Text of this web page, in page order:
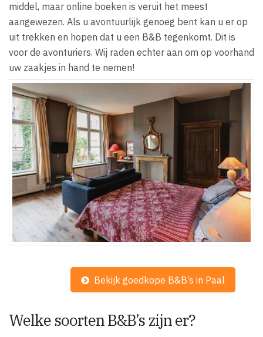
middel, maar online boeken is veruit het meest
aangewezen. Als u avontuurlijk genoeg bent kan u er op
uit trekken en hopen dat u een B&B tegenkomt. Dit is
voor de avonturiers. Wij raden echter aan om op voorhand
uw zaakjes in hand te nemen!
Bekijk goedkope B&B’s in Paal
Welke soorten B&B’s zijn er?